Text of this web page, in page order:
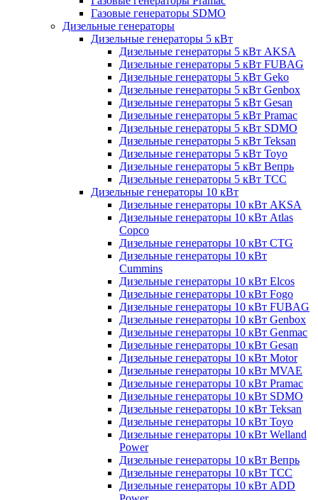
Газовые генераторы SDMO
Дизельные генераторы
Дизельные генераторы 5 кВт
Дизельные генераторы 5 кВт AKSA
Дизельные генераторы 5 кВт FUBAG
Дизельные генераторы 5 кВт Geko
Дизельные генераторы 5 кВт Genbox
Дизельные генераторы 5 кВт Gesan
Дизельные генераторы 5 кВт Pramac
Дизельные генераторы 5 кВт SDMO
Дизельные генераторы 5 кВт Teksan
Дизельные генераторы 5 кВт Toyo
Дизельные генераторы 5 кВт Вепрь
Дизельные генераторы 5 кВт ТСС
Дизельные генераторы 10 кВт
Дизельные генераторы 10 кВт AKSA
Дизельные генераторы 10 кВт Atlas
Copco
Дизельные генераторы 10 кВт CTG
Дизельные генераторы 10 кВт
Cummins
Дизельные генераторы 10 кВт Elcos
Дизельные генераторы 10 кВт Fogo
Дизельные генераторы 10 кВт FUBAG
Дизельные генераторы 10 кВт Genbox
Дизельные генераторы 10 кВт Genmac
Дизельные генераторы 10 кВт Gesan
Дизельные генераторы 10 кВт Motor
Дизельные генераторы 10 кВт MVAE
Дизельные генераторы 10 кВт Pramac
Дизельные генераторы 10 кВт SDMO
Дизельные генераторы 10 кВт Teksan
Дизельные генераторы 10 кВт Toyo
Дизельные генераторы 10 кВт Welland
Power
Дизельные генераторы 10 кВт Вепрь
Дизельные генераторы 10 кВт ТСС
Дизельные генераторы 10 кВт ADD